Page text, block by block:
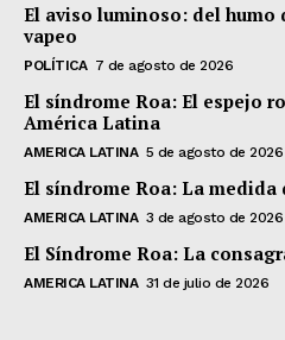
El aviso luminoso: del humo
vapeo
POLÍTICA 7 de agosto de 2026
El síndrome Roa: El espejo
América Latina
AMERICA LATINA 5 de agosto de 2026
El síndrome Roa: La medida
AMERICA LATINA 3 de agosto de 2026
El Síndrome Roa: La
AMERICA LATINA 31 de julio de 2026